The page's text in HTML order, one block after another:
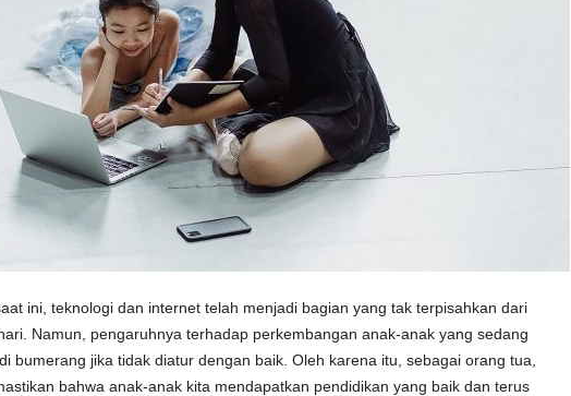
ini, teknologi dan internet telah menjadi bagian yang tak terpisahkan dari
Namun, pengaruhnya terhadap perkembangan anak-anak yang sedang
bumerang jika tidak diatur dengan baik. Oleh karena itu, sebagai orang tua,
bahwa anak-anak kita mendapatkan pendidikan yang baik dan terus